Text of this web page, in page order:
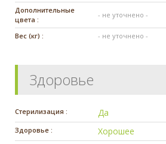
Дополнительные
цвета :
- не уточнено -
Вес (кг) : - не уточнено -
Здоровье
Стерилизация : Да
Здоровье : Хорошее